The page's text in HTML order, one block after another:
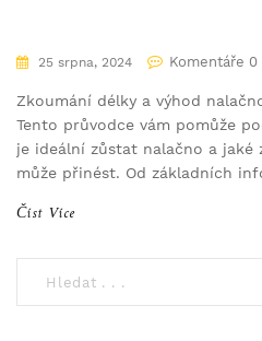
25 srpna, 2024 Komentáře 0
Zkoumání délky a výhod
Tento průvodce vám pomůže
je ideální zůstat nalačno a jaké
může přinést. Od základních
Číst Více